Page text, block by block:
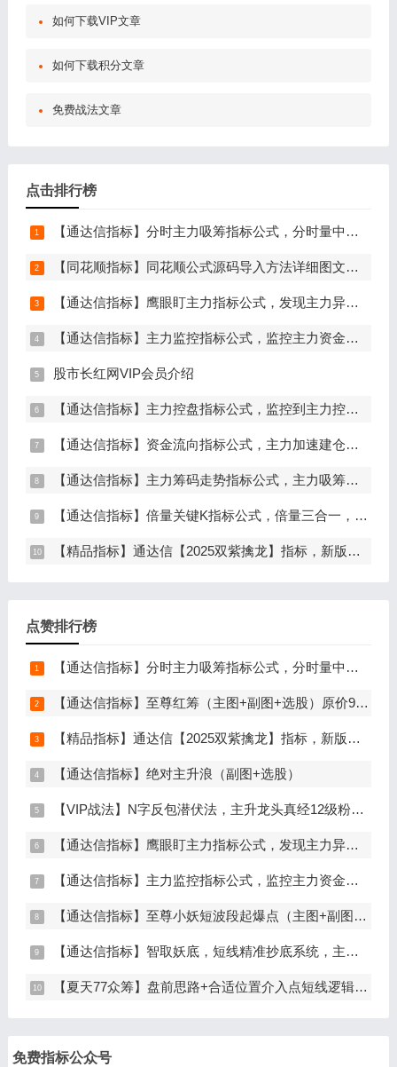
如何下载VIP文章
如何下载积分文章
免费战法文章
点击排行榜
【通达信指标】分时主力吸筹指标公式，分时量中显主力（分时副图）
【同花顺指标】同花顺公式源码导入方法详细图文教程
【通达信指标】鹰眼盯主力指标公式，发现主力异动资金（副图+选股）
【通达信指标】主力监控指标公式，监控主力资金和筹码异动（副图+选股）
股市长红网VIP会员介绍
【通达信指标】主力控盘指标公式，监控到主力控盘时间越长，后期爆发力越大（副图+选股）
【通达信指标】资金流向指标公式，主力加速建仓（副图+选股）
【通达信指标】主力筹码走势指标公式，主力吸筹，筹码集中度解析，挖掘大资金信号（副图+选股）
【通达信指标】倍量关键K指标公式，倍量三合一，关键起涨K线（主图+副图+选股）
【精品指标】通达信【2025双紫擒龙】指标，新版主图、副图、选股，主力吸筹套装，手机电脑通达信通用
点赞排行榜
【通达信指标】分时主力吸筹指标公式，分时量中显主力（分时副图）
【通达信指标】至尊红筹（主图+副图+选股）原价9999元的全套指标
【精品指标】通达信【2025双紫擒龙】指标，新版主图、副图、选股，主力吸筹套装，手机电脑通达信通用
【通达信指标】绝对主升浪（副图+选股）
【VIP战法】N字反包潜伏法，主升龙头真经12级粉丝专属战法，节点潜伏
【通达信指标】鹰眼盯主力指标公式，发现主力异动资金（副图+选股）
【通达信指标】主力监控指标公式，监控主力资金和筹码异动（副图+选股）
【通达信指标】至尊小妖短波段起爆点（主图+副图+选股）
【通达信指标】智取妖底，短线精准抄底系统，主做未来上涨大波段
【夏天77众筹】盘前思路+合适位置介入点短线逻辑分享
免费指标公众号